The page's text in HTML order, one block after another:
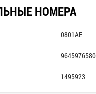
НОМЕРА
0801AE
9645976580
1495923